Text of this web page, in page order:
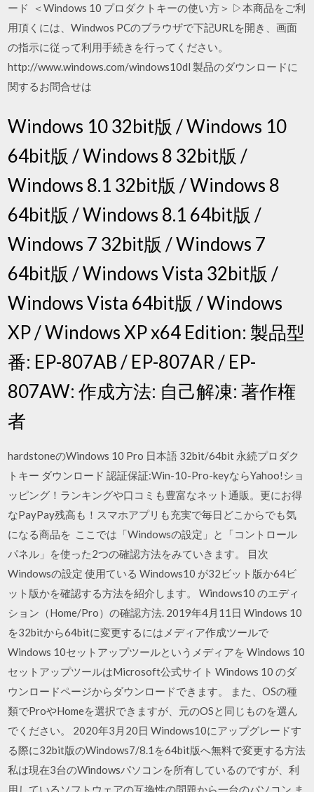
ード ＜Windows 10 プロダクトキーの使い方＞ ▷本商品をご利
用頂くには、Windwos PCのブラウザで下記URLを開き、画面
の指示に従って利用手続きを行ってください。
http://www.windows.com/windows10dl 製品のダウンロードに
関するお問合せは
Windows 10 32bit版 / Windows 10
64bit版 / Windows 8 32bit版 /
Windows 8.1 32bit版 / Windows 8
64bit版 / Windows 8.1 64bit版 /
Windows 7 32bit版 / Windows 7
64bit版 / Windows Vista 32bit版 /
Windows Vista 64bit版 / Windows
XP / Windows XP x64 Edition: 製品型
番: EP-807AB / EP-807AR / EP-
807AW: 作成方法: 自己解凍: 著作権
者
hardstoneのWindows 10 Pro 日本語 32bit/64bit 永続プロダク
トキー ダウンロード 認証保証:Win-10-Pro-keyならYahoo!ショ
ッピング！ランキングや口コミも豊富なネット通販。更にお得
なPayPay残高も！スマホアプリも充実で毎日どこからでも気
になる商品を ここでは「Windowsの設定」と「コントロール
パネル」を使った2つの確認方法をみていきます。 目次
Windowsの設定 使用ている Windows10 が32ビット版か64ビ
ット版かを確認する方法を紹介します。 Windows10 のエディ
ション（Home/Pro）の確認方法. 2019年4月11日 Windows 10
を32bitから64bitに変更するにはメディア作成ツールで
Windows 10セットアップツールというメディアを Windows 10
セットアップツールはMicrosoft公式サイト Windows 10 のダ
ウンロードページからダウンロードできます。 また、OSの種
類でProやHomeを選択できますが、元のOSと同じものを選ん
でください。 2020年3月20日 Windows10にアップグレードす
る際に32bit版のWindows7/8.1を64bit版へ無料で変更する方法
私は現在3台のWindowsパソコンを所有しているのですが、利
用しているソフトウェアの互換性の問題から一台のパソコン ま